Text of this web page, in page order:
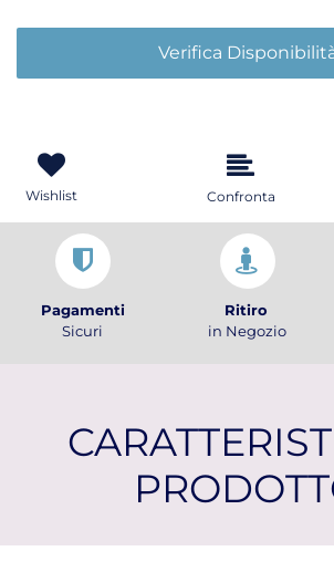
Verifica
Wishlist Confronta
Pagamenti
Sicuri
Ritiro
in Negozio